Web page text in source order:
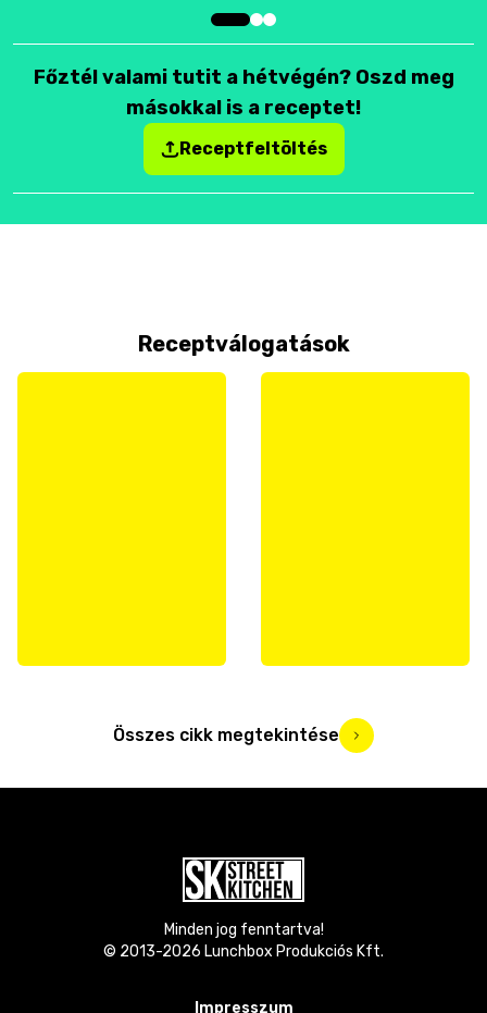
Főztél valami tutit a hétvégén? Oszd meg
másokkal is a receptet!
Receptfeltöltés
Receptválogatások
Összes cikk megtekintése
Minden jog fenntartva!
© 2013-2026 Lunchbox Produkciós Kft.
Impresszum